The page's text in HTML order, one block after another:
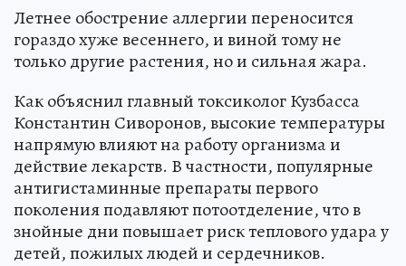
Летнее обострение аллергии переносится
гораздо хуже весеннего, и виной тому не
только другие растения, но и сильная жара.
Как объяснил главный токсиколог Кузбасса
Константин Сиворонов, высокие температуры
напрямую влияют на работу организма и
действие лекарств. В частности, популярные
антигистаминные препараты первого
поколения подавляют потоотделение, что в
знойные дни повышает риск теплового удара у
детей, пожилых людей и сердечников.